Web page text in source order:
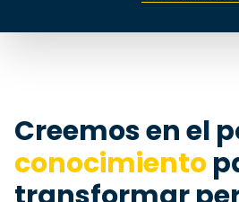
Creemos en el
conocimiento